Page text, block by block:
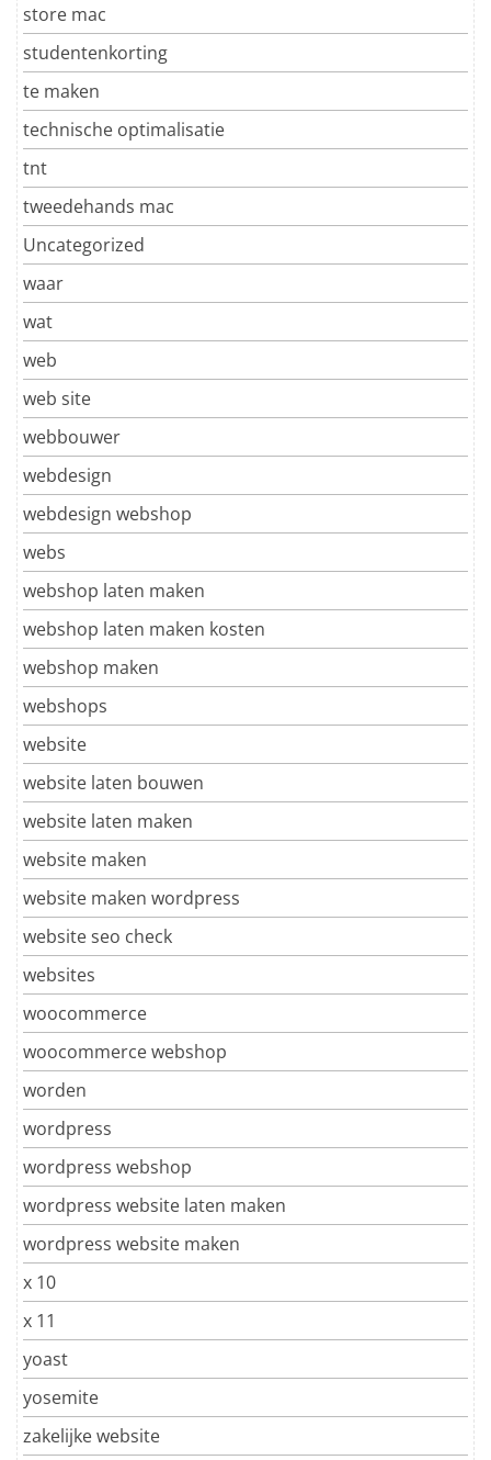
store mac
studentenkorting
te maken
technische optimalisatie
tnt
tweedehands mac
Uncategorized
waar
wat
web
web site
webbouwer
webdesign
webdesign webshop
webs
webshop laten maken
webshop laten maken kosten
webshop maken
webshops
website
website laten bouwen
website laten maken
website maken
website maken wordpress
website seo check
websites
woocommerce
woocommerce webshop
worden
wordpress
wordpress webshop
wordpress website laten maken
wordpress website maken
x 10
x 11
yoast
yosemite
zakelijke website